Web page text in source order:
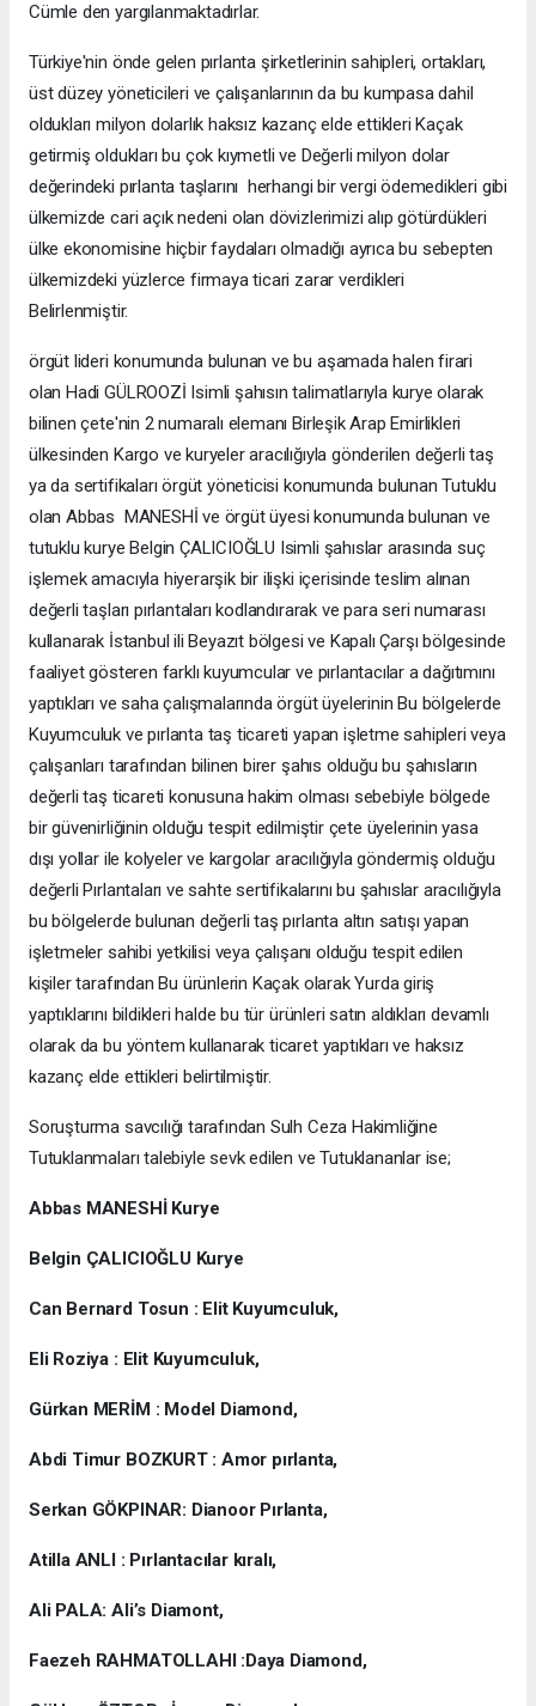
Cümle den yargılanmaktadırlar.
Türkiye'nin önde gelen pırlanta şirketlerinin sahipleri, ortakları,
üst düzey yöneticileri ve çalışanlarının da bu kumpasa dahil
oldukları milyon dolarlık haksız kazanç elde ettikleri Kaçak
getirmiş oldukları bu çok kıymetli ve Değerli milyon dolar
değerindeki pırlanta taşlarını herhangi bir vergi ödemedikleri gibi
ülkemizde cari açık nedeni olan dövizlerimizi alıp götürdükleri
ülke ekonomisine hiçbir faydaları olmadığı ayrıca bu sebepten
ülkemizdeki yüzlerce firmaya ticari zarar verdikleri
Belirlenmiştir.
örgüt lideri konumunda bulunan ve bu aşamada halen firari
olan Hadi GÜLROOZİ Isimli şahısın talimatlarıyla kurye olarak
bilinen çete'nin 2 numaralı elemanı Birleşik Arap Emirlikleri
ülkesinden Kargo ve kuryeler aracılığıyla gönderilen değerli taş
ya da sertifikaları örgüt yöneticisi konumunda bulunan Tutuklu
olan Abbas MANESHİ ve örgüt üyesi konumunda bulunan ve
tutuklu kurye Belgin ÇALICIOĞLU Isimli şahıslar arasında suç
işlemek amacıyla hiyerarşik bir ilişki içerisinde teslim alınan
değerli taşları pırlantaları kodlandırarak ve para seri numarası
kullanarak İstanbul ili Beyazıt bölgesi ve Kapalı Çarşı bölgesinde
faaliyet gösteren farklı kuyumcular ve pırlantacılar a dağıtımını
yaptıkları ve saha çalışmalarında örgüt üyelerinin Bu bölgelerde
Kuyumculuk ve pırlanta taş ticareti yapan işletme sahipleri veya
çalışanları tarafından bilinen birer şahıs olduğu bu şahısların
değerli taş ticareti konusuna hakim olması sebebiyle bölgede
bir güvenirliğinin olduğu tespit edilmiştir çete üyelerinin yasa
dışı yollar ile kolyeler ve kargolar aracılığıyla göndermiş olduğu
değerli Pırlantaları ve sahte sertifikalarını bu şahıslar aracılığıyla
bu bölgelerde bulunan değerli taş pırlanta altın satışı yapan
işletmeler sahibi yetkilisi veya çalışanı olduğu tespit edilen
kişiler tarafından Bu ürünlerin Kaçak olarak Yurda giriş
yaptıklarını bildikleri halde bu tür ürünleri satın aldıkları devamlı
olarak da bu yöntem kullanarak ticaret yaptıkları ve haksız
kazanç elde ettikleri belirtilmiştir.
Soruşturma savcılığı tarafından Sulh Ceza Hakimliğine
Tutuklanmaları talebiyle sevk edilen ve Tutuklananlar ise;
Abbas MANESHİ Kurye
Belgin ÇALICIOĞLU Kurye
Can Bernard Tosun : Elit Kuyumculuk,
Eli Roziya : Elit Kuyumculuk,
Gürkan MERİM : Model Diamond,
Abdi Timur BOZKURT : Amor pırlanta,
Serkan GÖKPINAR: Dianoor Pırlanta,
Atilla ANLI : Pırlantacılar kıralı,
Ali PALA: Ali’s Diamont,
Faezeh RAHMATOLLAHI :Daya Diamond,